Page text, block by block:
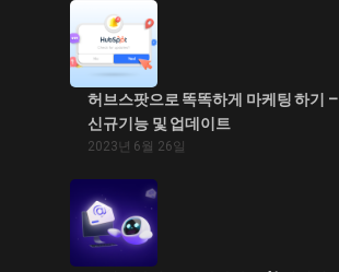
허브스팟으로 똑똑하게 마케팅 하기 –
신규기능 및 업데이트
2023년 6월 26일